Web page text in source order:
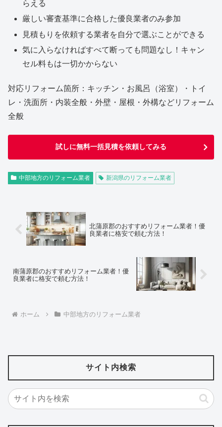
らえる
厳しい審査基準に合格した優良業者のみ参加
見積もりを依頼する業者を自分で選ぶことができる
気に入らなければすべて断っても問題なし！キャン
セル料もは一切かからない
対応リフォーム箇所：キッチン・お風呂（浴室）・トイ
レ・洗面所・内装全般・外壁・屋根・外構などリフォーム
全般
試しに無料一括見積を依頼してみる
中部地方のリフォーム業者 新潟県のリフォーム業者
北蒲原郡のおすすめリフォーム業者！優
良業者に格安で頼む方法！
南蒲原郡のおすすめリフォーム業者！優
良業者に格安で頼む方法！
ホーム 中部地方のリフォーム業者
サイト内検索